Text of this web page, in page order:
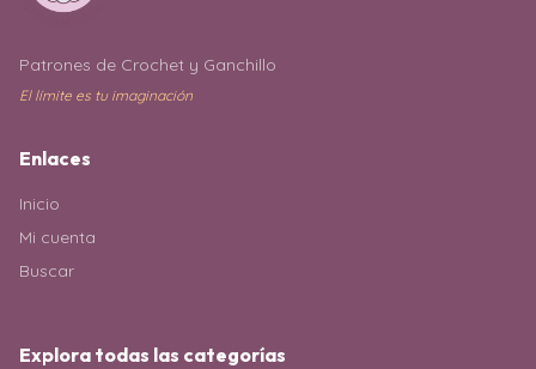
Patrones de Crochet y Ganchillo
El límite es tu imaginación
Enlaces
Inicio
Mi cuenta
Buscar
Explora todas las categorías